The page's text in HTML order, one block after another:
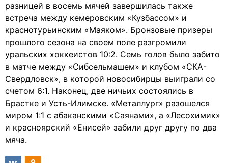
разницей в восемь мячей завершилась также
встреча между кемеровским «Кузбассом» и
краснотурьинским «Маяком». Бронзовые призеры
прошлого сезона на своем поле разгромили
уральских хоккеистов 10:2. Семь голов было забито
в матче между «Сибсельмашем» и клубом «СКА-
Свердловск», в которой новосибирцы выиграли со
счетом 6:1. Наконец, две ничьих состоялись в
Брастке и Усть-Илимске. «Металлург» разошелся
миром 1:1 с абаканскими «Саянами», а «Лесохимик»
и красноярский «Енисей» забили друг другу по два
мяча.